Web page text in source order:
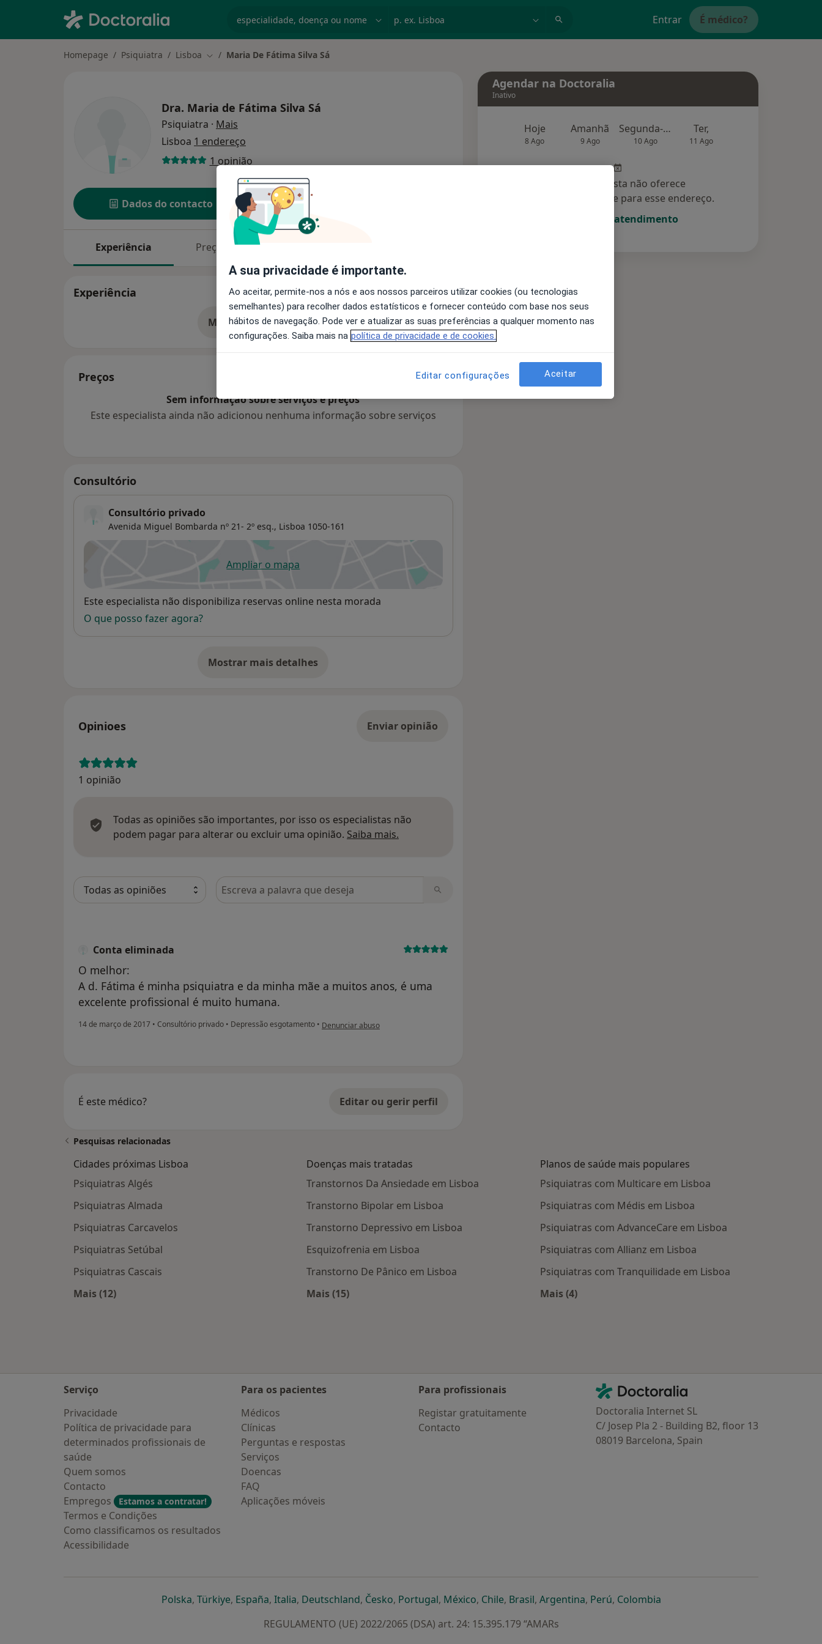
Entrar É médico?
Homepage Psiquiatra Lisboa Mudar de cidade
Maria De Fátima Silva Sá
Dra. Maria de Fátima Silva Sá
Psiquiatra · Mais
Lisboa 1 endereço
1 opinião
Dados do contacto Solicite um atendimento
Experiência Preços
Experiência
Mostrar mais detalhes
sobre a experiência
Preços
Sem informação sobre serviços e preços
Este especialista ainda não adicionou nenhuma informação sobre serviços
Consultório
Consultório privado
Avenida Miguel Bombarda nº 21- 2º esq., Lisboa 1050-161
Ampliar o mapaabre num novo separador
Disponibilidade
Este especialista não disponibiliza reservas online nesta morada
O que posso fazer agora?
Mostrar mais detalhes
sobre o endereço
Opinioes Enviar opinião
1 opinião
Todas as opiniões são importantes, por isso os especialistas não
podem pagar para alterar ou excluir uma opinião. Saiba mais.
Pesquisar em opiniões
Conta eliminada
O melhor:
A d. Fátima é minha psiquiatra e da minha mãe a muitos anos, é uma
excelente profissional é muito humana.
14 de março de 2017 • Consultório privado • Depressão esgotamento • na opinião do utilizador Conta eliminada
Denunciar abuso
É este médico? Editar ou gerir perfil
Agendar na Doctoralia
Inativo
Hoje
8 Ago
Amanhã
9 Ago
Segunda-feira
10 Ago
Ter,
11 Ago
Esse especialista não oferece
agendamento online para esse endereço.
Solicite um atendimento
Pesquisas relacionadas
Cidades próximas Lisboa
Psiquiatras Algés
Psiquiatras Almada
Psiquiatras Carcavelos
Psiquiatras Setúbal
Psiquiatras Cascais
Mais (12)
Doenças mais tratadas
Transtornos Da Ansiedade em Lisboa
Transtorno Bipolar em Lisboa
Transtorno Depressivo em Lisboa
Esquizofrenia em Lisboa
Transtorno De Pânico em Lisboa
Mais (15)
Planos de saúde mais populares
Psiquiatras com Multicare em Lisboa
Psiquiatras com Médis em Lisboa
Psiquiatras com AdvanceCare em Lisboa
Psiquiatras com Allianz em Lisboa
Psiquiatras com Tranquilidade em Lisboa
Mais (4)
Serviço
Privacidade
Política de privacidade para
determinados profissionais de
saúde
Quem somos
Contacto
Empregos
Estamos a contratar!
Termos e Condições
Como classificamos os resultados
Acessibilidade
Para os pacientes
Médicos
Clínicas
Perguntas e respostas
Serviços
Doencas
FAQ
Aplicações móveis
Para profissionais
Registar gratuitamente
Contacto
Contacto
Doctoralia - Homepage
Doctoralia Internet SL
C/ Josep Pla 2 - Building B2, floor 13
08019 Barcelona, Spain
Polskaabre num novo separador
, Türkiyeabre num novo separador
, Españaabre num novo separador
, Italiaabre num novo separador
, Deutschlandabre num novo separador
, Českoabre num novo separador
, Portugalabre num novo separador
, Méxicoabre num novo separador
, Chileabre num novo separador
, Brasilabre num novo separador
, Argentinaabre num novo separador
, Perúabre num novo separador
, Colombiaabre num novo separador
REGULAMENTO (UE) 2022/2065 (DSA) art. 24: 15.395.179 “AMARs
A sua privacidade é importante.
Ao aceitar, permite-nos a nós e aos nossos parceiros utilizar cookies (ou tecnologias
semelhantes) para recolher dados estatísticos e fornecer conteúdo com base nos seus
hábitos de navegação. Pode ver e atualizar as suas preferências a qualquer momento nas
configurações. Saiba mais na política de privacidade e de cookies.
Editar configurações Aceitar